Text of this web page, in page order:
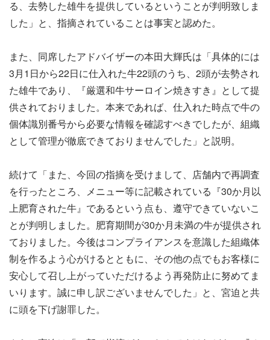
る、去勢した雄牛を提供しているということが判明致しま
した」と、指摘されていることは事実と認めた。
また、同席したアドバイザーの本田大輝氏は「具体的には
3月1日から22日に仕入れた牛22頭のうち、2頭が去勢され
た雄牛であり、『厳選和牛サーロイン焼きすき』として提
供されておりました。本来であれば、仕入れた時点で牛の
個体識別番号から必要な情報を確認すべきでしたが、組織
として管理が徹底できておりませんでした」と説明。
続けて「また、今回の指摘を受けまして、店舗内で再調査
を行ったところ、メニュー等に記載されている『30か月以
上肥育された牛』であるという点も、遵守できていないこ
とが判明しました。肥育期間が30か月未満の牛が提供され
ておりました。今後はコンプライアンスを意識した組織体
制を作るよう心がけるとともに、その他の点でもお客様に
安心して召し上がっていただけるよう再発防止に努めてま
いります。誠に申し訳ございませんでした」と、宮迫と共
に頭を下げ謝罪した。